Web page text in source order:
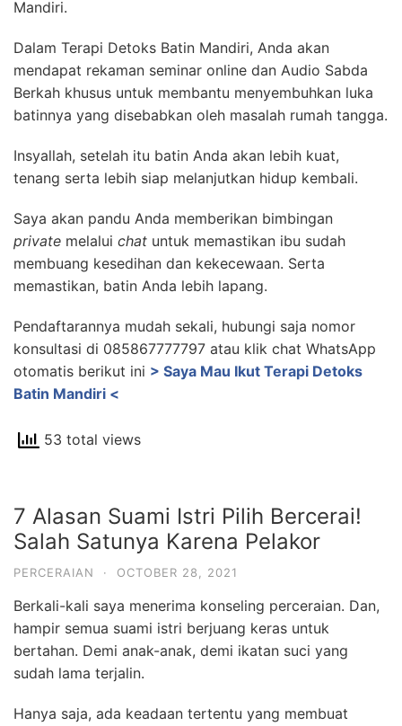
Mandiri.
Dalam Terapi Detoks Batin Mandiri, Anda akan
mendapat rekaman seminar online dan Audio Sabda
Berkah khusus untuk membantu menyembuhkan luka
batinnya yang disebabkan oleh masalah rumah tangga.
Insyallah, setelah itu batin Anda akan lebih kuat,
tenang serta lebih siap melanjutkan hidup kembali.
Saya akan pandu Anda memberikan bimbingan
private melalui chat untuk memastikan ibu sudah
membuang kesedihan dan kekecewaan. Serta
memastikan, batin Anda lebih lapang.
Pendaftarannya mudah sekali, hubungi saja nomor
konsultasi di 085867777797 atau klik chat WhatsApp
otomatis berikut ini > Saya Mau Ikut Terapi Detoks
Batin Mandiri <
53 total views
7 Alasan Suami Istri Pilih Bercerai!
Salah Satunya Karena Pelakor
PERCERAIAN · OCTOBER 28, 2021
Berkali-kali saya menerima konseling perceraian. Dan,
hampir semua suami istri berjuang keras untuk
bertahan. Demi anak-anak, demi ikatan suci yang
sudah lama terjalin.
Hanya saja, ada keadaan tertentu yang membuat